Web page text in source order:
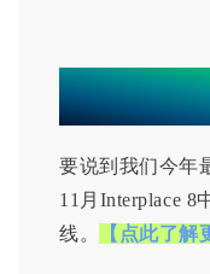
今年最大的革新
要说到我们今年
11月Interplace 8
线。
【点此了解